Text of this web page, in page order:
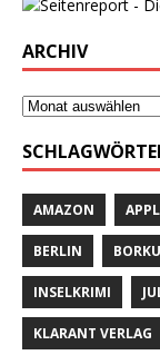
ARCHIV
AMAZON
BERLIN
INSELKRIMI
KLARANT VERLAG